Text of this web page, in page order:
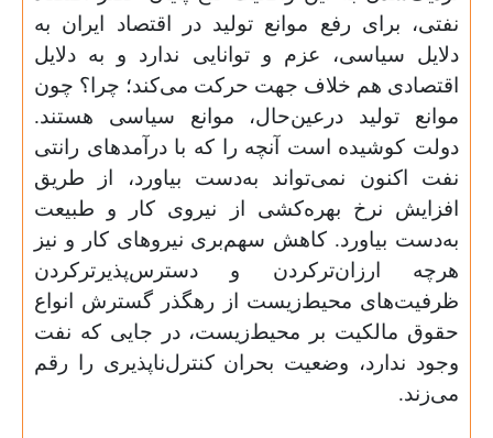
نفتی، برای رفع موانع تولید در اقتصاد ایران به
دلایل سیاسی، عزم و توانایی ندارد و به دلایل
اقتصادی هم خلاف جهت حرکت می‌کند؛ چرا؟ چون
موانع تولید درعین‌حال، موانع سیاسی هستند.
دولت کوشیده است آنچه را که با درآمدهای رانتی
نفت اکنون نمی‌تواند به‌دست بیاورد، از طریق
افزایش نرخ بهره‌کشی از نیروی کار و طبیعت
به‌دست بیاورد. کاهش سهم‌بری نیروهای کار و نیز
هرچه ارزان‌ترکردن و دسترس‌پذیرترکردن
ظرفیت‌های محیط‌زیست از رهگذر گسترش انواع
حقوق مالکیت بر محیط‌زیست، در جایی که نفت
وجود ندارد، وضعیت بحران کنترل‌ناپذیری را رقم
می‌زند.